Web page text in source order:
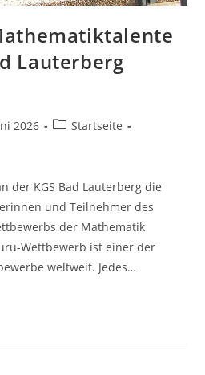
Lauterberg
2026
Startseite
der KGS Bad Lauterberg die
und Teilnehmer des
der Mathematik
Wettbewerb ist einer der
weltweit. Jedes…